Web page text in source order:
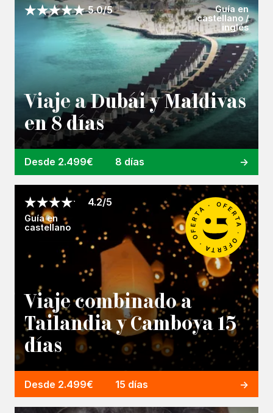
5.0/5
Guía en
castellano /
inglés
Viaje a Dubái y Maldivas
en 8 días
Desde 2.499€ 8 días
4.2/5
Guía en
castellano
Viaje combinado a
Tailandia y Camboya 15
días
Desde 2.499€ 15 días